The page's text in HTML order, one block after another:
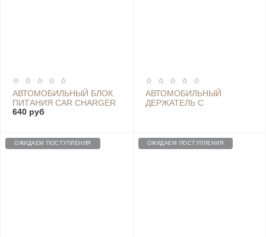
АВТОМОБИЛЬНЫЙ БЛОК
ПИТАНИЯ CAR CHARGER
FAST CHARGE VERSION
640 руб
АВТОМОБИЛЬНЫЙ
ДЕРЖАТЕЛЬ С
ОЖИДАЕМ ПОСТУПЛЕНИЯ ОЖИДАЕМ ПОСТУПЛЕНИЯ